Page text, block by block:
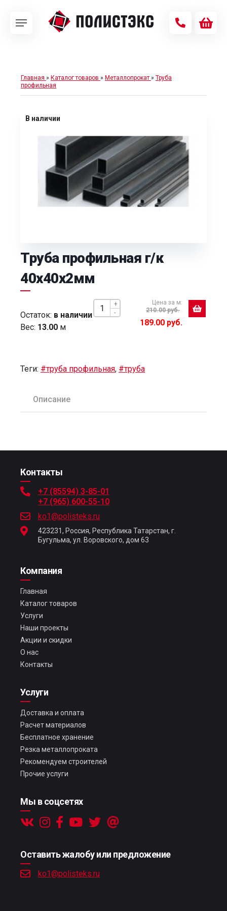
Главная » Каталог товаров » Металлопрокат » Труба
профильная
В наличии
Труба профильная г/к
40х40х2мм
-
+
Цена за м:
210.00 руб.
189.00 руб.
Остаток: в наличии
Вес: 13.00 м
Теги: #труба профильная, #труба
Описание
Контакты
+7 (85594) 3-85-01
+7 (965) 600-55-10
ko1@polisteks.ru
423231, Россия, Республика Татарстан, г.
Бугульма, ул. Воровского, дом 63
Компания
Главная
Каталог товаров
Услуги
Наши проекты
Акции и скидки
О нас
Контакты
Услуги
Доставка и оплата
Расчет материалов
Бесплатное хранение
Резка металлопроката
Рекомендуем строителей
Прочие услуги
Мы в соцсетях
Оставить жалобу или предложение
ko1@polisteks.ru